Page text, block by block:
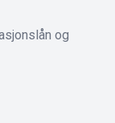
og